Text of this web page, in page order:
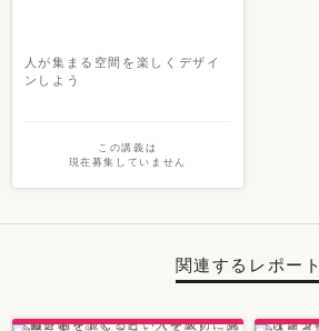
人が集まる空間を楽しくデザイ
ンしよう
この講義は
現在募集していません
関連するレポート